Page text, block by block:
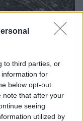
to third parties, or
for
below opt-out
note that after your
seeing
utilized by
Az erdőrészlet
történt. Ez azt
így